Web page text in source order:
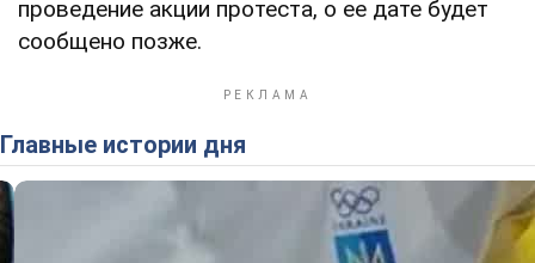
проведение акции протеста, о ее дате будет
сообщено позже.
Главные истории дня